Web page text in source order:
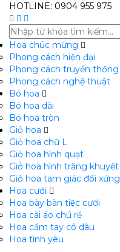
HOTLINE: 0904 955 975
Hoa chúc mừng
Phong cách hiện đại
Phong cách truyền thống
Phong cách nghệ thuật
Bó hoa
Bó hoa dài
Bó hoa tròn
Giỏ hoa
Giỏ hoa chữ L
Giỏ hoa hình quạt
Giỏ̉ hoa hình trăng khuyết
Giỏ hoa tam giác đối xứng
Hoa cưới
Hoa bày bàn tiệc cưới
Hoa cài áo chú rể
Hoa cầm tay cô dâu
Hoa tình yêu